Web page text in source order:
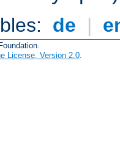
de |
License, Version 2.0.